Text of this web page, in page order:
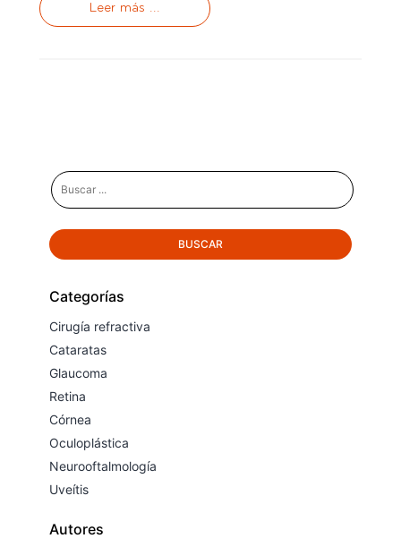
Leer más ...
Categorías
Cirugía refractiva
Cataratas
Glaucoma
Retina
Córnea
Oculoplástica
Neurooftalmología
Uveítis
Autores